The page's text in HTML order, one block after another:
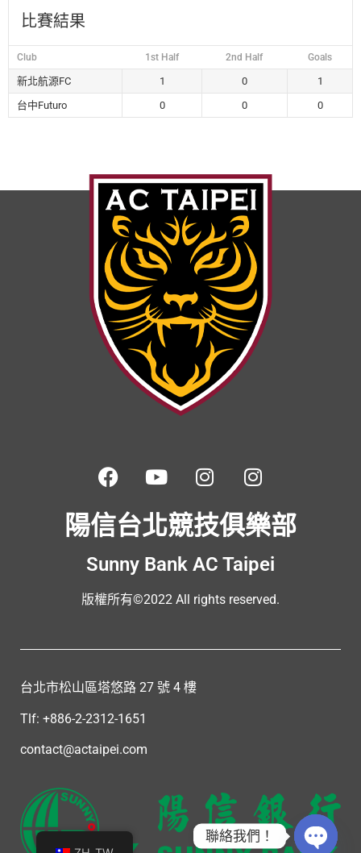
比賽結果
Club 1st Half 2nd Half Goals
新北航源FC 1 0
1
台中Futuro
0 0 0
陽信台北競技俱樂部
Sunny Bank AC Taipei
版權所有©2022 All rights reserved.
台北市松山區塔悠路 27 號 4 樓
Tlf: +886-2-2312-1651
contact@actaipei.com
聯絡我們！